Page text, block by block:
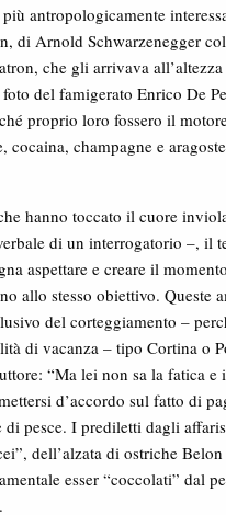
antropologicamente
di Arnold Schwarzenegger
che gli arrivava
del famigerato Enrico De
proprio loro fossero il
champagne e
hanno toccato il cuore
di un interrogatorio –, il
aspettare e creare il
allo stesso obiettivo. Queste
del corteggiamento –
di vacanza – tipo Cortina o
“Ma lei non sa la fatica e
d’accordo sul fatto di
pesce. I prediletti dagli
dell’alzata di ostriche
esser “coccolati” dal